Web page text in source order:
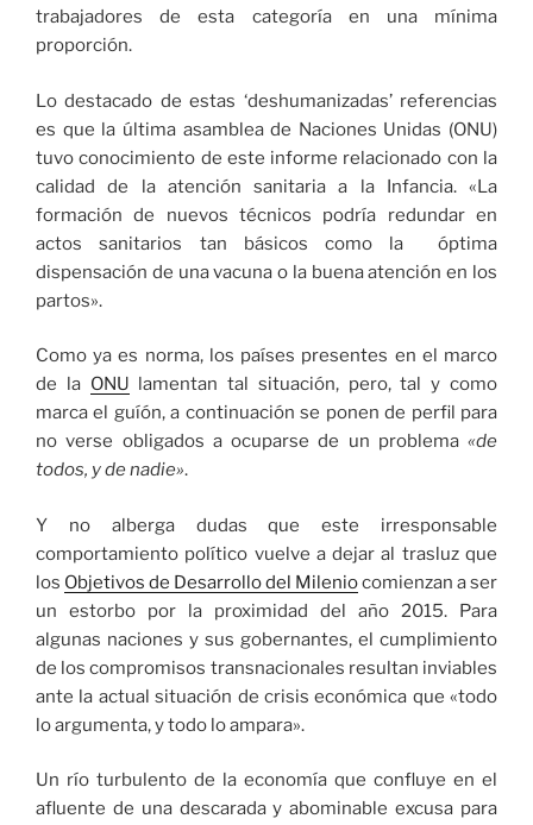
trabajadores de esta categoría en una mínima
proporción.
Lo destacado de estas ‘deshumanizadas’ referencias
es que la última asamblea de Naciones Unidas (ONU)
tuvo conocimiento de este informe relacionado con la
calidad de la atención sanitaria a la Infancia. «La
formación de nuevos técnicos podría redundar en
actos sanitarios tan básicos como la óptima
dispensación de una vacuna o la buena atención en los
partos».
Como ya es norma, los países presentes en el marco
de la ONU lamentan tal situación, pero, tal y como
marca el guíón, a continuación se ponen de perfil para
no verse obligados a ocuparse de un problema «de
todos, y de nadie».
Y no alberga dudas que este irresponsable
comportamiento político vuelve a dejar al trasluz que
los Objetivos de Desarrollo del Mileniocomienzan a ser
un estorbo por la proximidad del año 2015. Para
algunas naciones y sus gobernantes, el cumplimiento
de los compromisos transnacionales resultan inviables
ante la actual situación de crisis económica que «todo
lo argumenta, y todo lo ampara».
Un río turbulento de la economía que confluye en el
afluente de una descarada y abominable excusa para